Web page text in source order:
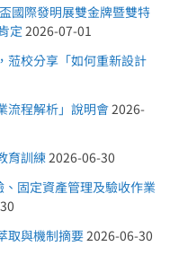
國際發明展雙金牌暨雙特
定2026-07-01
蒞校分享「如何重新設計
流程解析」說明會2026-
育訓練2026-06-30
固定資產管理及驗收作業
取與機制摘要2026-06-30